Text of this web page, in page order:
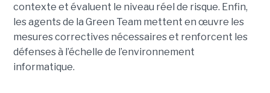
contexte et évaluent le niveau réel de risque. Enfin,
les agents de la Green Team mettent en œuvre les
mesures correctives nécessaires et renforcent les
défenses à l’échelle de l’environnement
informatique.